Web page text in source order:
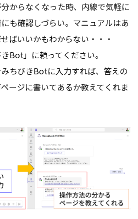
からなくなった時、内線で気軽に
も確認しづらい。マニュアルはあ
ばいいかもわからない・・・
Bot」に頼ってください。
ちびきBotに入力すれば、答えの
ージに書いてあるか教えてくれま